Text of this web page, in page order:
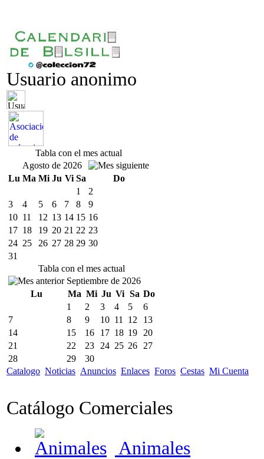
Usuario anonimo
Tabla con el mes actual
Agosto de 2026
Lu Ma Mi Ju Vi Sa
Do
1
2
3
4 5 6 7 8
9
10 11 12 13 14 15 16
17 18 19 20 21 22 23
24 25 26 27 28 29 30
31
Tabla con el mes actual
Septiembre de 2026
Lu
Ma Mi Ju Vi Sa Do
1
2 3 4 5
6
7
8 9 10 11 12
13
14
15 16 17 18 19
20
21
22 23 24 25 26
27
28
29
30
Catalogo Noticias Anuncios Enlaces Foros Cestas Mi Cuenta
Catálogo Comerciales
Animales